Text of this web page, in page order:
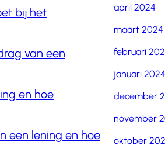
bij het
van een
en hoe
een lening en hoe
april 2024
maart 2024
februari
januari 2024
december
november
oktober